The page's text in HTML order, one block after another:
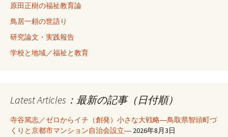
原田正樹の福祉教育論
鳥居一頼の世語り
研究論文・実践報告
学校と地域／福祉と教育
Latest Articles：最新の記事（日付順）
寺谷篤志／ゼロからイチ（創発）小さな大戦略―鳥取県智頭町づ
くりと京都市マンション自治会設立― 2026年8月3日